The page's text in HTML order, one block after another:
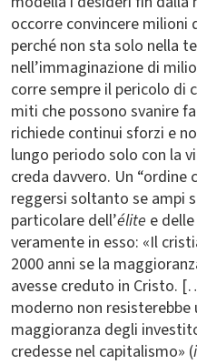
occorre convincere milioni
perché non sta solo nella
nell’immaginazione di
corre sempre il pericolo di
miti che possono svanire
richiede continui sforzi e
lungo periodo solo con la
creda davvero. Un
reggersi soltanto se ampi
particolare dell’élite e
veramente in esso: «Il
2000 anni se la
avesse creduto in Cristo.
moderno non resisterebbe
maggioranza degli
credesse nel capitalismo» (